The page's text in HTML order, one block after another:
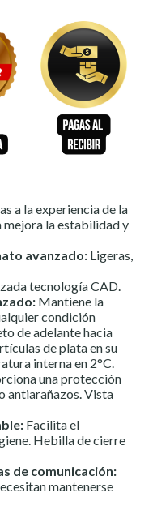
a la experiencia de la
mejora la estabilidad y
avanzado: Ligeras,
tecnología CAD.
Mantiene la
condición
de adelante hacia
de plata en su
interna en 2°C.
una protección
antiarañazos. Vista
Facilita el
Hebilla de cierre
de comunicación:
mantenerse